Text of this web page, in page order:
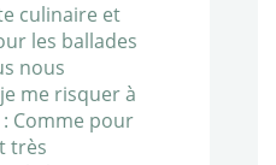
culinaire et
les ballades
nous
me risquer à
Comme pour
très